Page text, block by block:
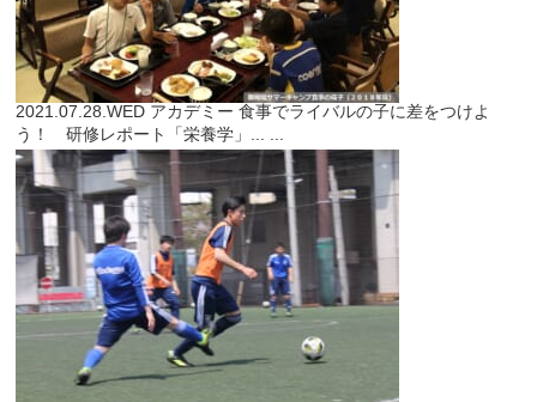
2021.07.28.WED アカデミー 食事でライバルの子に差をつけよ
う！ 研修レポート「栄養学」... ...